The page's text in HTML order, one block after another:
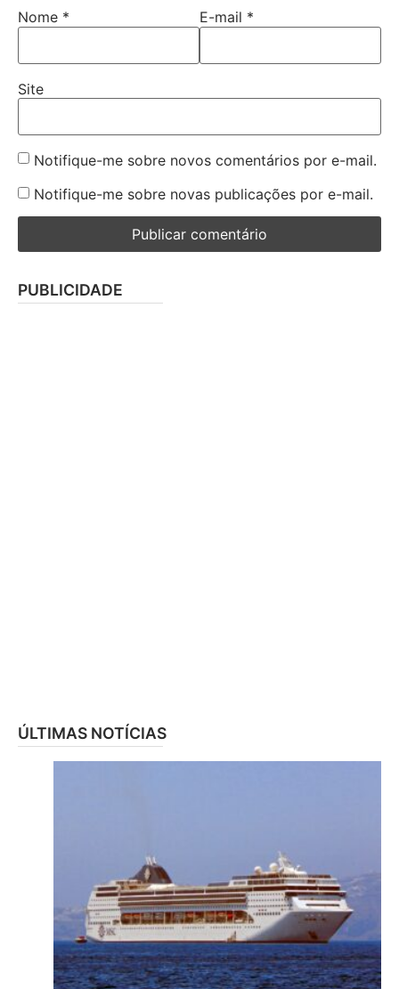
Nome * E-mail *
Site
Notifique-me sobre novos comentários por e-mail.
Notifique-me sobre novas publicações por e-mail.
PUBLICIDADE
ÚLTIMAS NOTÍCIAS